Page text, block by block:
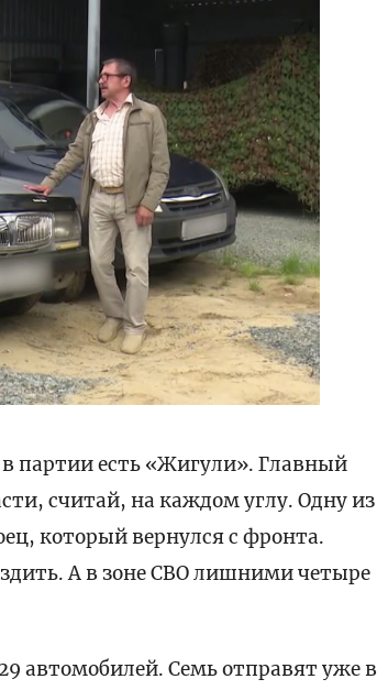
партии есть «Жигули». Главный
считай, на каждом углу. Одну из
который вернулся с фронта.
А в зоне СВО лишними четыре
автомобилей. Семь отправят уже в